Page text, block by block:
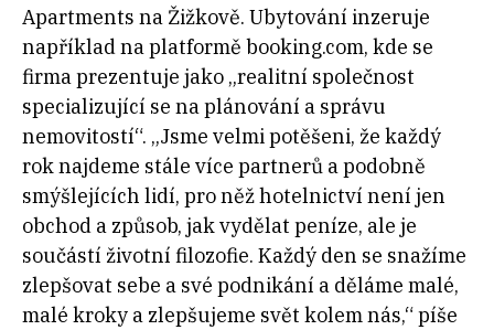
Apartments na Žižkově. Ubytování inzeruje
například na platformě booking.com, kde se
firma prezentuje jako „realitní společnost
specializující se na plánování a správu
nemovitostí“. „Jsme velmi potěšeni, že každý
rok najdeme stále více partnerů a podobně
smýšlejících lidí, pro něž hotelnictví není jen
obchod a způsob, jak vydělat peníze, ale je
součástí životní filozofie. Každý den se snažíme
zlepšovat sebe a své podnikání a děláme malé,
malé kroky a zlepšujeme svět kolem nás,“ píše